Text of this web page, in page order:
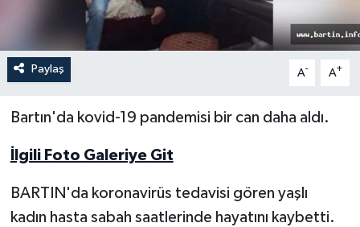
Paylaş A- A+
Bartın'da kovid-19 pandemisi bir can daha aldı.
İlgili Foto Galeriye Git
BARTIN'da koronavirüs tedavisi gören yaşlı
kadın hasta sabah saatlerinde hayatını kaybetti.
Tarım
Turizm
Yaşam
Yerel Yönetimler